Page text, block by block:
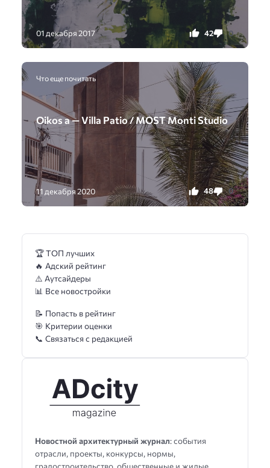
01 декабря 2017 42 0
Что еще почитать
Oikos a — Villa Patio / MOST Monti Studio
11 декабря 2020 48 0
Новостной архитектурный журнал: события
отрасли, проекты, конкурсы, нормы,
градостроительство, общественные и жилые
🏆 ТОП лучших
🔥 Адский рейтинг
⚠️ Аутсайдеры
📊 Все новостройки
📝 Попасть в рейтинг
🎯 Критерии оценки
📞 Связаться с редакцией